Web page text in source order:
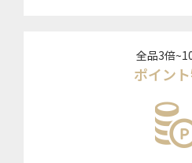
全品3倍
ポイン